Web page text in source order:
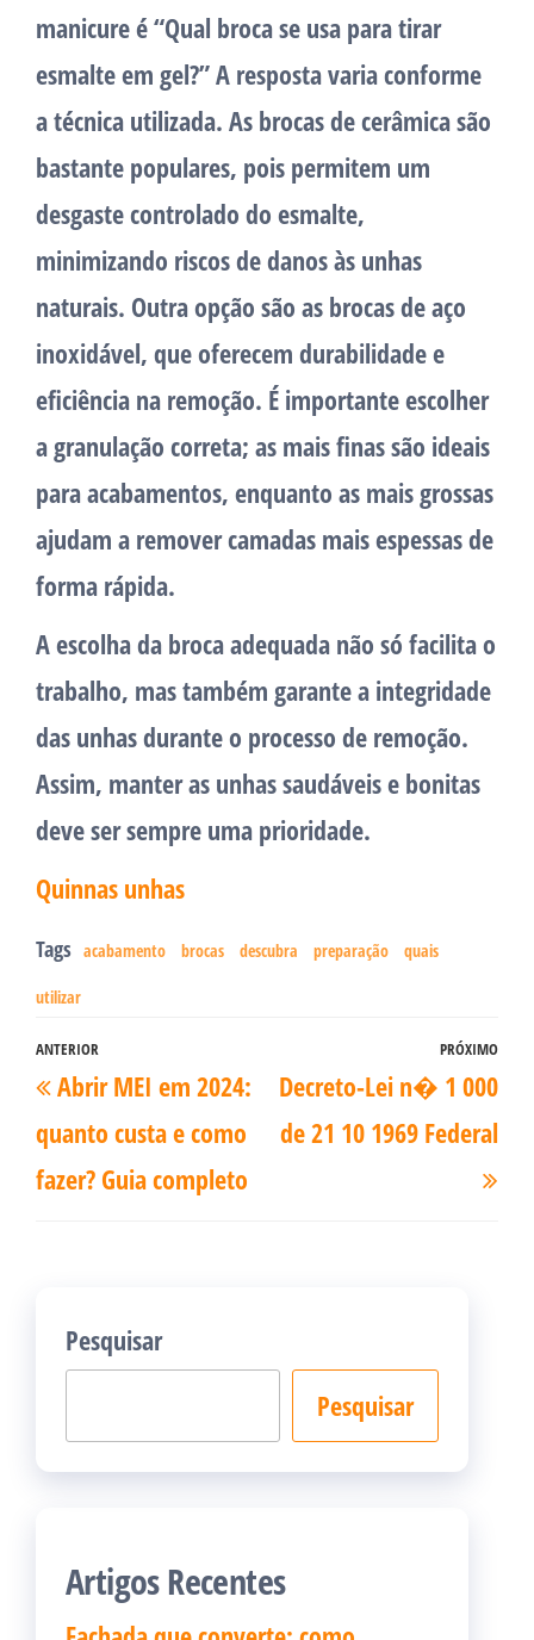
manicure é “Qual broca se usa para tirar
esmalte em gel?” A resposta varia conforme
a técnica utilizada. As brocas de cerâmica são
bastante populares, pois permitem um
desgaste controlado do esmalte,
minimizando riscos de danos às unhas
naturais. Outra opção são as brocas de aço
inoxidável, que oferecem durabilidade e
eficiência na remoção. É importante escolher
a granulação correta; as mais finas são ideais
para acabamentos, enquanto as mais grossas
ajudam a remover camadas mais espessas de
forma rápida.
A escolha da broca adequada não só facilita o
trabalho, mas também garante a integridade
das unhas durante o processo de remoção.
Assim, manter as unhas saudáveis e bonitas
deve ser sempre uma prioridade.
Quinnas unhas
Tags acabamento brocas descubra preparação quais
utilizar
Navegação
de
Post
Post
anterior
ANTERIOR
Abrir MEI em 2024:
quanto custa e como
fazer? Guia completo
PRÓXIMO
Decreto-Lei n� 1 000
de 21 10 1969 Federal
Pesquisar
Pesquisar
Artigos Recentes